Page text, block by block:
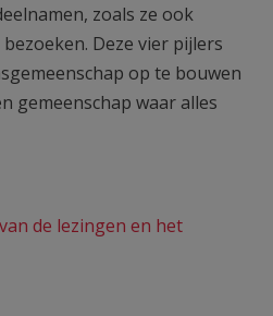
zoals ze ook
Deze vier pijlers
op te bouwen
gemeenschap waar alles
de lezingen en het